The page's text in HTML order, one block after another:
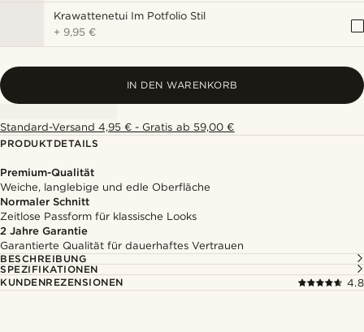
Krawattenetui Im Potfolio Stil
+ 9,95 €
IN DEN WARENKORB
Standard-Versand 4,95 € - Gratis ab 59,00 €
PRODUKTDETAILS
Premium-Qualität
Weiche, langlebige und edle Oberfläche
Normaler Schnitt
Zeitlose Passform für klassische Looks
2 Jahre Garantie
Garantierte Qualität für dauerhaftes Vertrauen
BESCHREIBUNG
SPEZIFIKATIONEN
KUNDENREZENSIONEN
4.8